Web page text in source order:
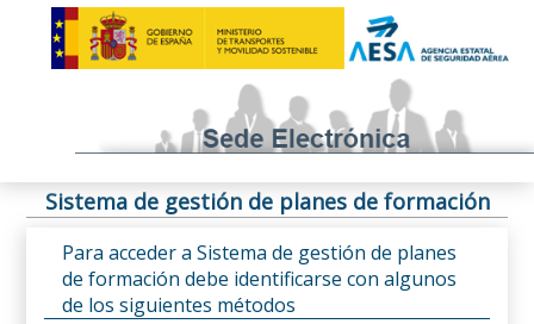
Sistema de gestión de planes de formación
Para acceder a Sistema de gestión de planes
de formación debe identificarse con algunos
de los siguientes métodos